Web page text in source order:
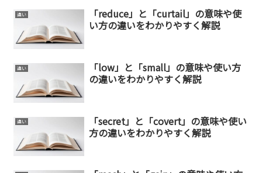
違い
「reduce」と「curtail」の意味や使
い方の違いをわかりやすく解説
違い
「low」と「small」の意味や使い方
の違いをわかりやすく解説
違い
「secret」と「covert」の意味や使い
方の違いをわかりやすく解説